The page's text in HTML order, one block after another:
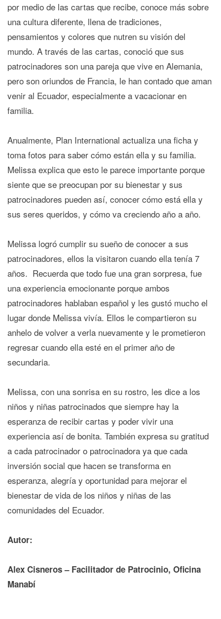
por medio de las cartas que recibe, conoce más sobre
una cultura diferente, llena de tradiciones,
pensamientos y colores que nutren su visión del
mundo. A través de las cartas, conoció que sus
patrocinadores son una pareja que vive en Alemania,
pero son oriundos de Francia, le han contado que aman
venir al Ecuador, especialmente a vacacionar en
familia.
Anualmente, Plan International actualiza una ficha y
toma fotos para saber cómo están ella y su familia.
Melissa explica que esto le parece importante porque
siente que se preocupan por su bienestar y sus
patrocinadores pueden así, conocer cómo está ella y
sus seres queridos, y cómo va creciendo año a año.
Melissa logró cumplir su sueño de conocer a sus
patrocinadores, ellos la visitaron cuando ella tenía 7
años. Recuerda que todo fue una gran sorpresa, fue
una experiencia emocionante porque ambos
patrocinadores hablaban español y les gustó mucho el
lugar donde Melissa vivía. Ellos le compartieron su
anhelo de volver a verla nuevamente y le prometieron
regresar cuando ella esté en el primer año de
secundaria.
Melissa, con una sonrisa en su rostro, les dice a los
niños y niñas patrocinados que siempre hay la
esperanza de recibir cartas y poder vivir una
experiencia así de bonita. También expresa su gratitud
a cada patrocinador o patrocinadora ya que cada
inversión social que hacen se transforma en
esperanza, alegría y oportunidad para mejorar el
bienestar de vida de los niños y niñas de las
comunidades del Ecuador.
Autor:
Alex Cisneros – Facilitador de Patrocinio, Oficina
Manabí